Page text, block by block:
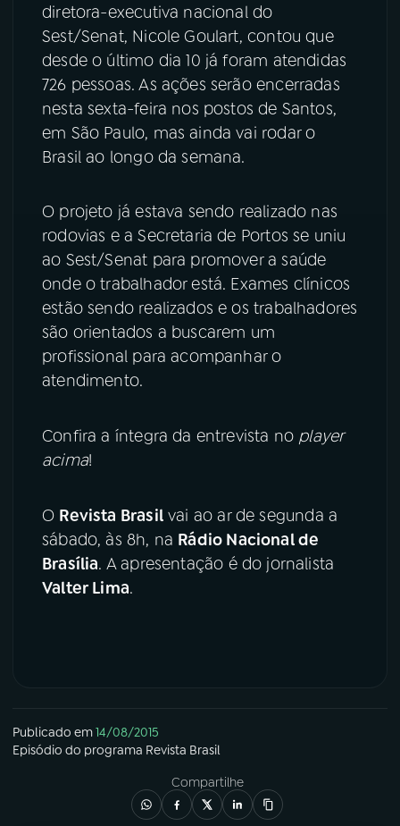
diretora-executiva nacional do
Sest/Senat, Nicole Goulart, contou que
desde o último dia 10 já foram atendidas
726 pessoas. As ações serão encerradas
nesta sexta-feira nos postos de Santos,
em São Paulo, mas ainda vai rodar o
Brasil ao longo da semana.
O projeto já estava sendo realizado nas
rodovias e a Secretaria de Portos se uniu
ao Sest/Senat para promover a saúde
onde o trabalhador está. Exames clínicos
estão sendo realizados e os trabalhadores
são orientados a buscarem um
profissional para acompanhar o
atendimento.
Confira a íntegra da entrevista no player
acima!
O Revista Brasilvai ao ar de segunda a
sábado, às 8h, na Rádio Nacional de
Brasília. A apresentação é do jornalista
Valter Lima.
Publicado em14/08/2015
Episódio do programa Revista Brasil
Compartilhe